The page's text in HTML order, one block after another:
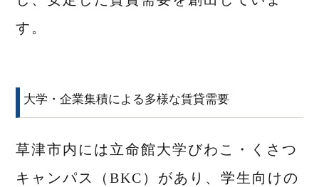
す。
大学・企業集積による多様な賃貸需要
草津市内には立命館大学びわこ・くさつ
キャンパス（BKC）があり、学生向けの